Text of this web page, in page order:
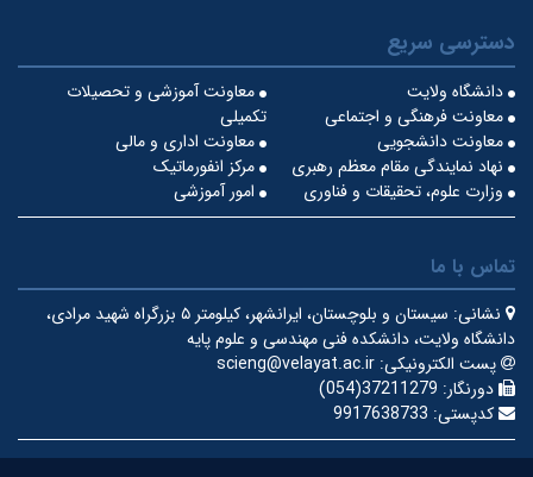
دسترسی سریع
معاونت آموزشی و تحصیلات
تکمیلی
دانشگاه ولایت
معاونت فرهنگی و اجتماعی
معاونت اداری و مالی
معاونت دانشجویی
مرکز انفورماتیک
نهاد نمایندگی مقام معظم رهبری
امور آموزشی
وزارت علوم، تحقیقات و فناوری
تماس با ما
نشانی:
سیستان و بلوچستان، ایرانشهر، کیلومتر ۵ بزرگراه شهید مرادی،
دانشگاه ولایت، دانشکده فنی مهندسی و علوم پایه
پست الکترونیکی: scieng@velayat.ac.ir
دورنگار: 37211279(054)
کدپستی: 9917638733